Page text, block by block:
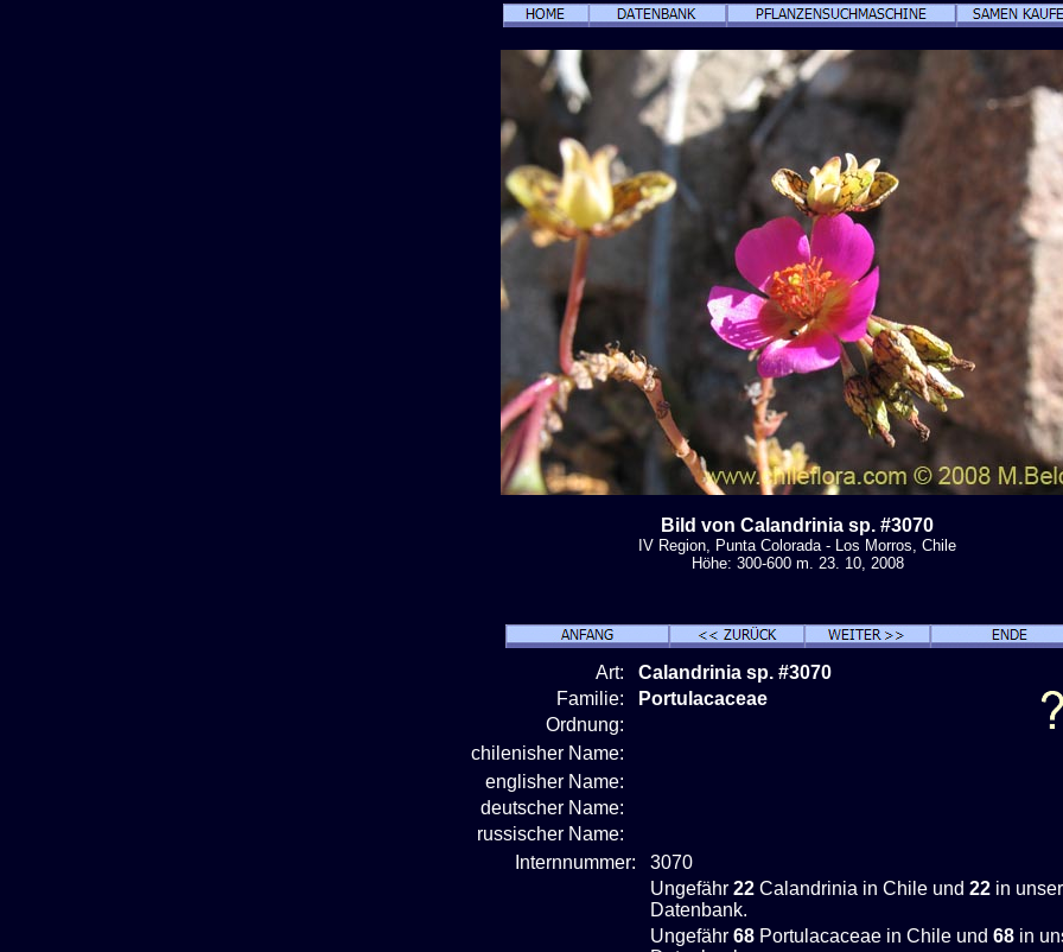
Bild von Calandrinia sp. #3070
IV Region, Punta Colorada - Los Morros, Chile
Höhe: 300-600 m. 23. 10, 2008
Art:
Calandrinia sp. #3070
Familie:
Portulacaceae
Ordnung:
chilenisher Name:
englisher Name:
deutscher Name:
russischer Name:
Internnummer:
3070
Ungefähr 22 Calandrinia in Chile und 22 in
Datenbank.
Ungefähr 68 Portulacaceae in Chile und 68 in